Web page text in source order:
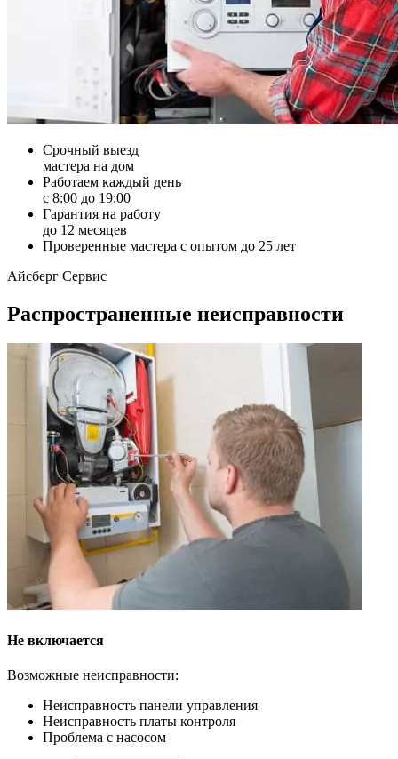
Срочный выезд
мастера на дом
Работаем каждый день
с 8:00 до 19:00
Гарантия на работу
до 12 месяцев
Проверенные мастера с опытом до 25 лет
Айсберг Сервис
Распространенные неисправности
Не включается
Возможные неисправности:
Неисправность панели управления
Неисправность платы контроля
Проблема с насосом